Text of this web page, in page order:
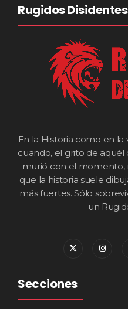
Rugidos Disidentes
En la Historia como en
cuando, el grito de
murió con el
que la historia suele
más fuertes. Sólo
un
Secciones